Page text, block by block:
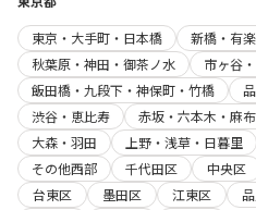
東京・大手町・日本橋
新橋・有
秋葉原・神田・御茶ノ水
市ヶ谷
飯田橋・九段下・神保町・竹橋
渋谷・恵比寿
赤坂・六本木・麻布
大森・羽田
上野・浅草・日暮里
その他西部
千代田区 中央区
台東区
墨田区 江東区